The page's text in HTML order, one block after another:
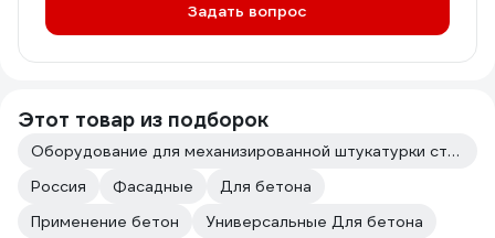
Задать вопрос
Этот товар из подборок
Оборудование для механизированной штукатурки стен
Россия
Фасадные
Для бетона
Применение бетон
Универсальные Для бетона